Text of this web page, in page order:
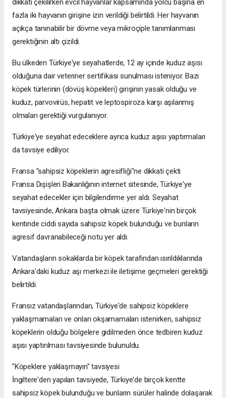
dikkati çekilirken evcil hayvanlar kapsamında yolcu başına en
fazla iki hayvanın girişine izin verildiği belirtildi. Her hayvanın
açıkça tanınabilir bir dövme veya mikroçiple tanımlanması
gerektiğinin altı çizildi.
Bu ülkeden Türkiye'ye seyahatlerde, 12 ay içinde kuduz aşısı
olduğuna dair veteriner sertifikası sunulması isteniyor. Bazı
köpek türlerinin (dövüş köpekleri) girişinin yasak olduğu ve
kuduz, parvovirüs, hepatit ve leptospiroza karşı aşılanmış
olmaları gerektiği vurgulanıyor.
Türkiye'ye seyahat edeceklere ayrıca kuduz aşısı yaptırmaları
da tavsiye ediliyor.
Fransa "sahipsiz köpeklerin agresifliği"ne dikkati çekti
Fransa Dışişleri Bakanlığının internet sitesinde, Türkiye'ye
seyahat edecekler için bilgilendirme yer aldı. Seyahat
tavsiyesinde, Ankara başta olmak üzere Türkiye'nin birçok
kentinde ciddi sayıda sahipsiz köpek bulunduğu ve bunların
agresif davranabileceği notu yer aldı.
Vatandaşların sokaklarda bir köpek tarafından ısırıldıklarında
Ankara'daki kuduz aşı merkezi ile iletişime geçmeleri gerektiği
belirtildi.
Fransız vatandaşlarından, Türkiye'de sahipsiz köpeklere
yaklaşmamaları ve onları okşamamaları istenirken, sahipsiz
köpeklerin olduğu bölgelere gidilmeden önce tedbiren kuduz
aşısı yaptırılması tavsiyesinde bulunuldu.
"Köpeklere yaklaşmayın" tavsiyesi
İngiltere'den yapılan tavsiyede, Türkiye'de birçok kentte
sahipsiz köpek bulunduğu ve bunların sürüler halinde dolaşarak